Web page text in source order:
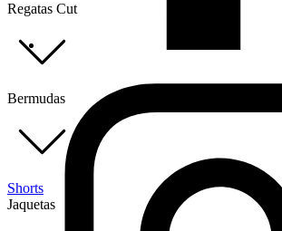
Regatas Cut
Bermudas
Shorts
Jaquetas